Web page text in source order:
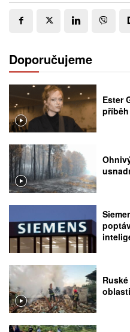
Doporučujeme
Ester